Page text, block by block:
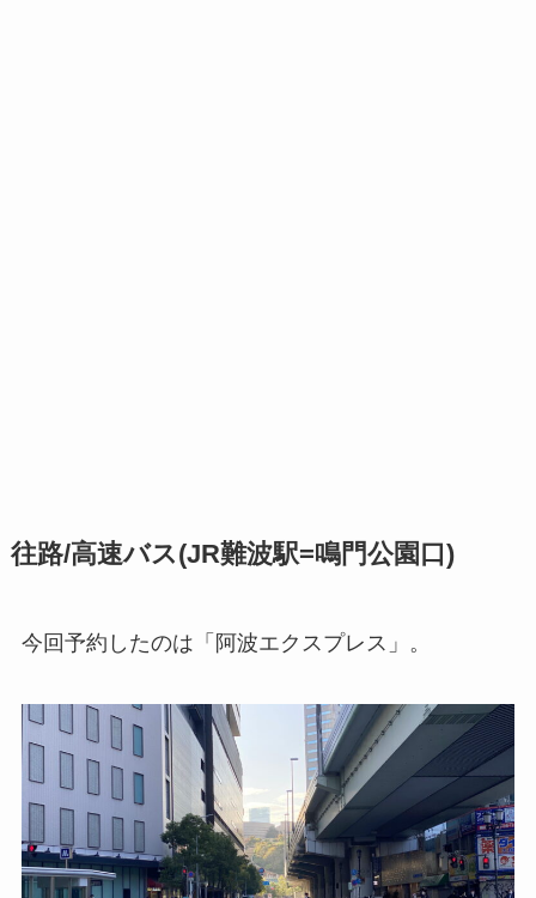
往路/高速バス(JR難波駅=鳴門公園口)
今回予約したのは「阿波エクスプレス」。